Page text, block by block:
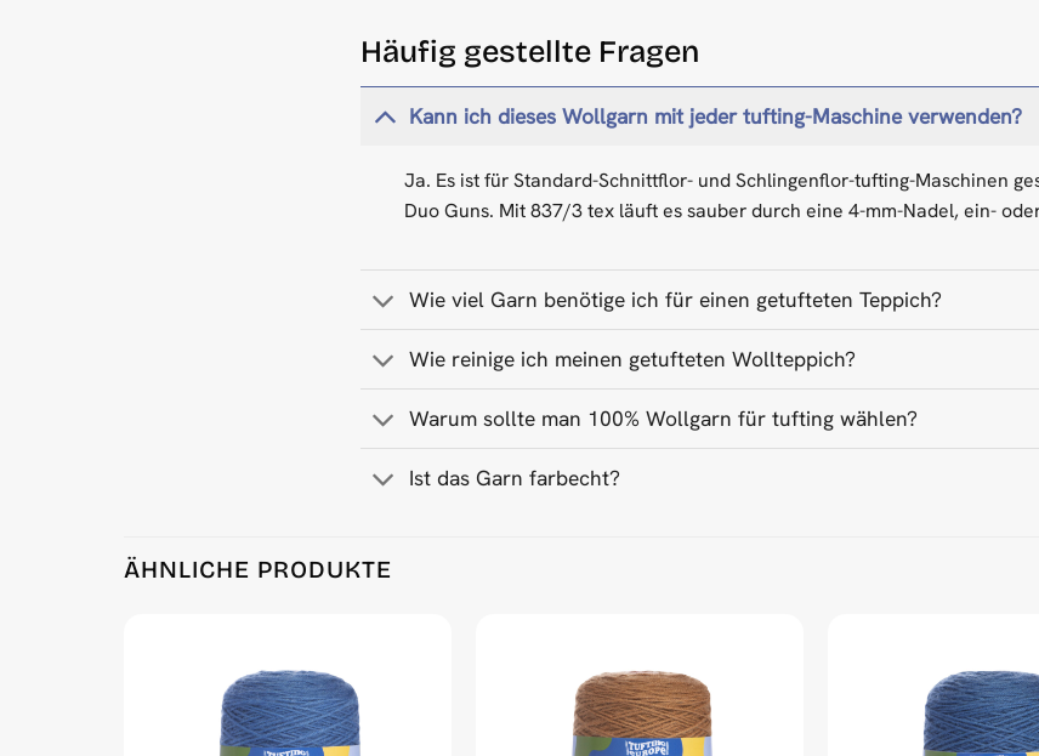
Häufig gestellte Fragen
Kann ich dieses Wollgarn mit jeder tufting-Maschine verwenden?
Ja. Es ist für Standard-Schnittflor- und Schlingenflor-tufting-Maschinen
Duo Guns. Mit 837/3 tex läuft es sauber durch eine 4-mm-Nadel, ein-
Wie viel Garn benötige ich für einen getufteten Teppich?
Wie reinige ich meinen getufteten Wollteppich?
Warum sollte man 100% Wollgarn für tufting wählen?
Ist das Garn farbecht?
Product Reviews
Good quality yarn at a great price!
Mon Jan 13 2025 15:20:05 GMT+0000 (Coordinated Universal Time)
ÄHNLICHE PRODUKTE